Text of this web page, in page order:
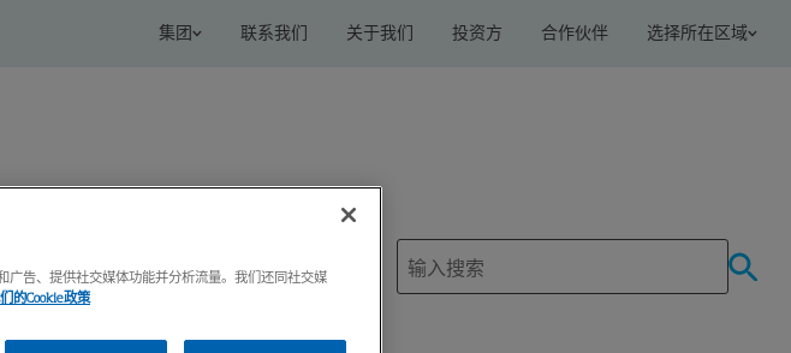
集团 联系我们 关于我们 投资方 合作伙伴 选择所在区域
广告、提供社交媒体功能并分析流量。我们还同社交媒
的Cookie政策